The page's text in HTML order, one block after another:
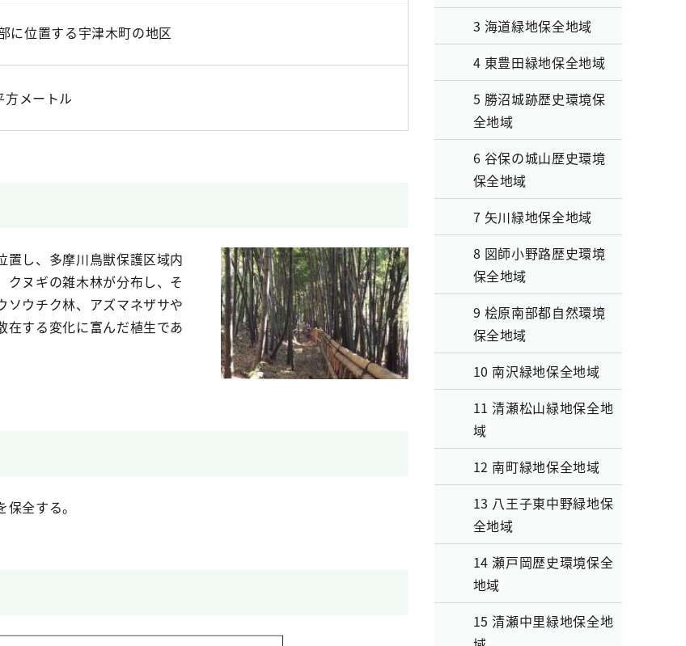
に位置する宇津木町の地区
メートル
置し、多摩川鳥獣保護区域内
クヌギの雑木林が分布し、そ
ソウチク林、アズマネザサや
在する変化に富んだ植生であ
全する。
3 海道緑地保全地域
4 東豊田緑地保全地域
5 勝沼城跡歴史環境保
全地域
6 谷保の城山歴史環境
保全地域
7 矢川緑地保全地域
8 図師小野路歴史環境
保全地域
9 桧原南部都自然環境
保全地域
10 南沢緑地保全地域
11 清瀬松山緑地保全地
域
12 南町緑地保全地域
13 八王子東中野緑地保
全地域
14 瀬戸岡歴史環境保全
地域
15 清瀬中里緑地保全地